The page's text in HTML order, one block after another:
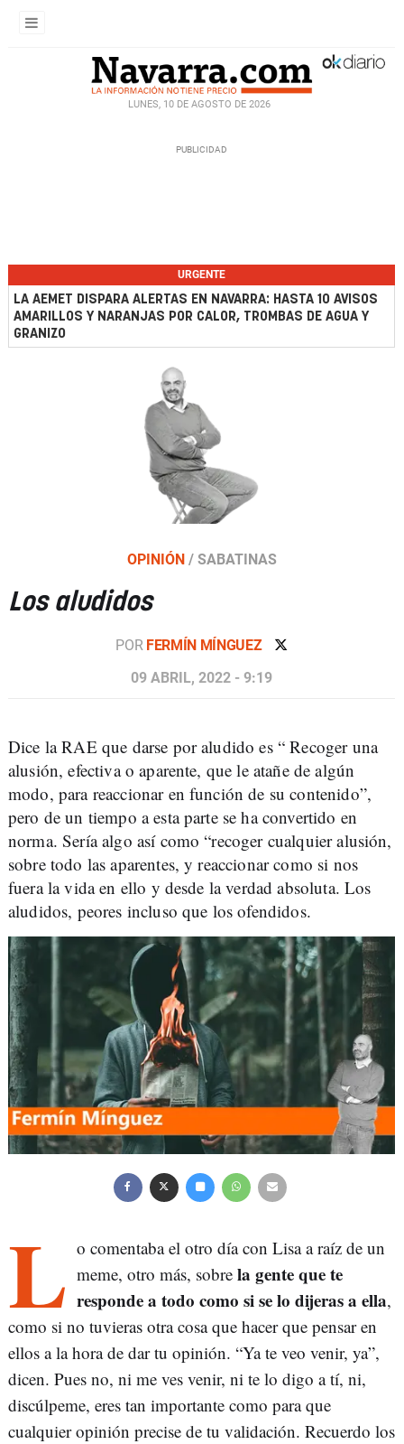
LUNES, 10 DE AGOSTO DE 2026
URGENTE
LA AEMET DISPARA ALERTAS EN NAVARRA: HASTA 10 AVISOS
AMARILLOS Y NARANJAS POR CALOR, TROMBAS DE AGUA Y
GRANIZO
OPINIÓN / SABATINAS
Los aludidos
POR FERMÍN MÍNGUEZ
09 ABRIL, 2022 - 9:19
Dice la RAE que darse por aludido es “ Recoger una
alusión, efectiva o aparente, que le atañe de algún
modo, para reaccionar en función de su contenido”,
pero de un tiempo a esta parte se ha convertido en
norma. Sería algo así como “recoger cualquier alusión,
sobre todo las aparentes, y reaccionar como si nos
fuera la vida en ello y desde la verdad absoluta. Los
aludidos, peores incluso que los ofendidos.
L o comentaba el otro día con Lisa a raíz de un
meme, otro más, sobre la gente que te
responde a todo como si se lo dijeras a ella,
como si no tuvieras otra cosa que hacer que pensar en
ellos a la hora de dar tu opinión. “Ya te veo venir, ya”,
dicen. Pues no, ni me ves venir, ni te lo digo a tí, ni,
discúlpeme, eres tan importante como para que
cualquier opinión precise de tu validación. Recuerdo los